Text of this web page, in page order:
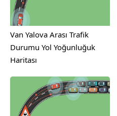
Van Yalova Arası Trafik
Durumu Yol Yoğunluğuk
Haritası